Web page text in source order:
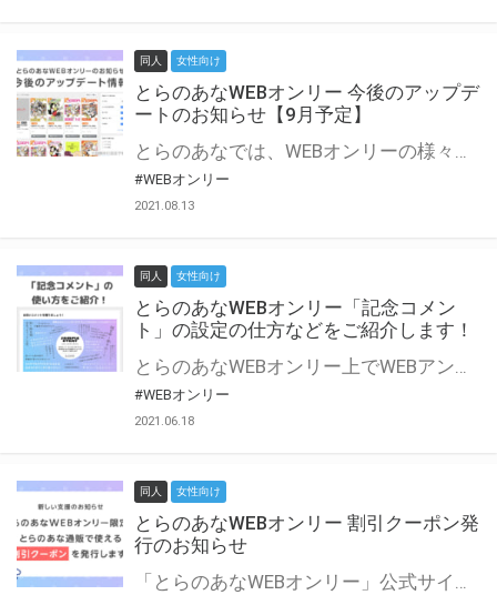
同人 女性向け
とらのあなWEBオンリー 今後のアップデ
ートのお知らせ【9月予定】
とらのあなでは、WEBオンリーの様々な支援を実施しています。 今回は2021年9月に実装を予定しているアップデート情報についてご紹介いたします。 とらのあなWEBオンリーサイトはこちら
#WEBオンリー
2021.08.13
同人 女性向け
とらのあなWEBオンリー「記念コメン
ト」の設定の仕方などをご紹介します！
とらのあなWEBオンリー上でWEBアンソロジーが作成できる「記念コメント」について、その使い方や作成手順を解説します！ 支援タイプを「サークル参加型」「サークル参加型・マルシェ(イベント会場)機能付き」でお申し込みいただいている主催者様はぜひご活用ください♪ とらのあなWEBオンリーサイトはこちら
#WEBオンリー
2021.06.18
同人 女性向け
とらのあなWEBオンリー 割引クーポン発
行のお知らせ
「とらのあなWEBオンリー」公式サイトでとらのあな通販の「割引クーポン」を配布中！ イベントごとに開催当日限定で使える割引クーポンのシリアルコードを発行します。 とらのあなWEBオンリーのページをチェックして、イベント当日にお得にお買い物を楽しみましょう♪ ※本キャンペーンは予告なく終了する場合がございます。 とらのあなWEBオンリーサイトはこちら